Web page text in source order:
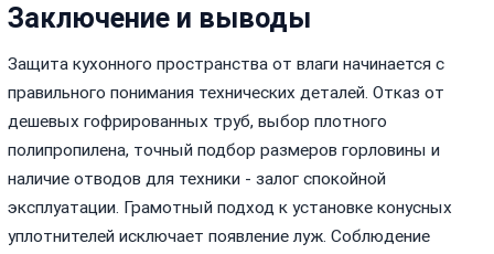
Заключение и выводы
Защита кухонного пространства от влаги начинается с
правильного понимания технических деталей. Отказ от
дешевых гофрированных труб, выбор плотного
полипропилена, точный подбор размеров горловины и
наличие отводов для техники - залог спокойной
эксплуатации. Грамотный подход к установке конусных
уплотнителей исключает появление луж. Соблюдение